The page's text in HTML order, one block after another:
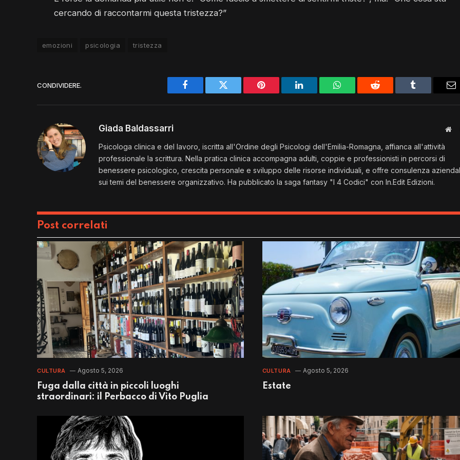
cercando di raccontarmi questa tristezza?”
emozioni psicologia tristezza
CONDIVIDERE.
Facebook Twitter Pinterest LinkedIn WhatsappReddit Tumblr
Giada Baldassarri
Psicologa clinica e del lavoro, iscritta all'Ordine degli Psicologi dell'Emilia-Romagna, affianca all'attività
professionale la scrittura. Nella pratica clinica accompagna adulti, coppie e professionisti in percorsi di
benessere psicologico, crescita personale e sviluppo delle risorse individuali, e offre consulenza
sui temi del benessere organizzativo. Ha pubblicato la saga fantasy "I 4 Codici" con In.Edit Edizioni.
Post correlati
CULTURA Agosto 5, 2026
Fuga dalla città in piccoli luoghi
straordinari: il Perbacco di Vito Puglia
CULTURA Agosto 5, 2026
Estate